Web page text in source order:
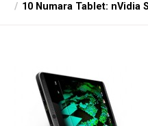
10 Numara Tablet: nVidia